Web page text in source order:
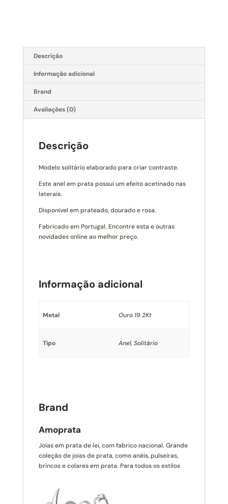
Descrição
Informação adicional
Brand
Avaliações (0)
Descrição
Modelo solitário elaborado para criar contraste.
Este anel em prata possui um efeito acetinado nas
laterais.
Disponível em prateado, dourado e rosa.
Fabricado em Portugal. Encontre esta e outras
novidades online ao melhor preço.
Informação adicional
Metal Ouro 19.2Kt
Tipo Anel, Solitário
Brand
Amoprata
Joias em prata de lei, com fabrico nacional. Grande
coleção de joias de prata, como anéis, pulseiras,
brincos e colares em prata. Para todos os estilos